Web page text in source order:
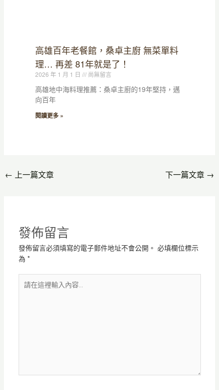
高雄百年老餐館，桑卓主廚 無菜單料
理… 再差 81年就是了！
2026 年 1 月 1 日 尚無留言
高雄地中海料理推薦：桑卓主廚的19年堅持，邁
向百年
閱讀更多 »
← 上一篇文章 下一篇文章 →
發佈留言
發佈留言必須填寫的電子郵件地址不會公開。 必填欄位標示
為 *
在